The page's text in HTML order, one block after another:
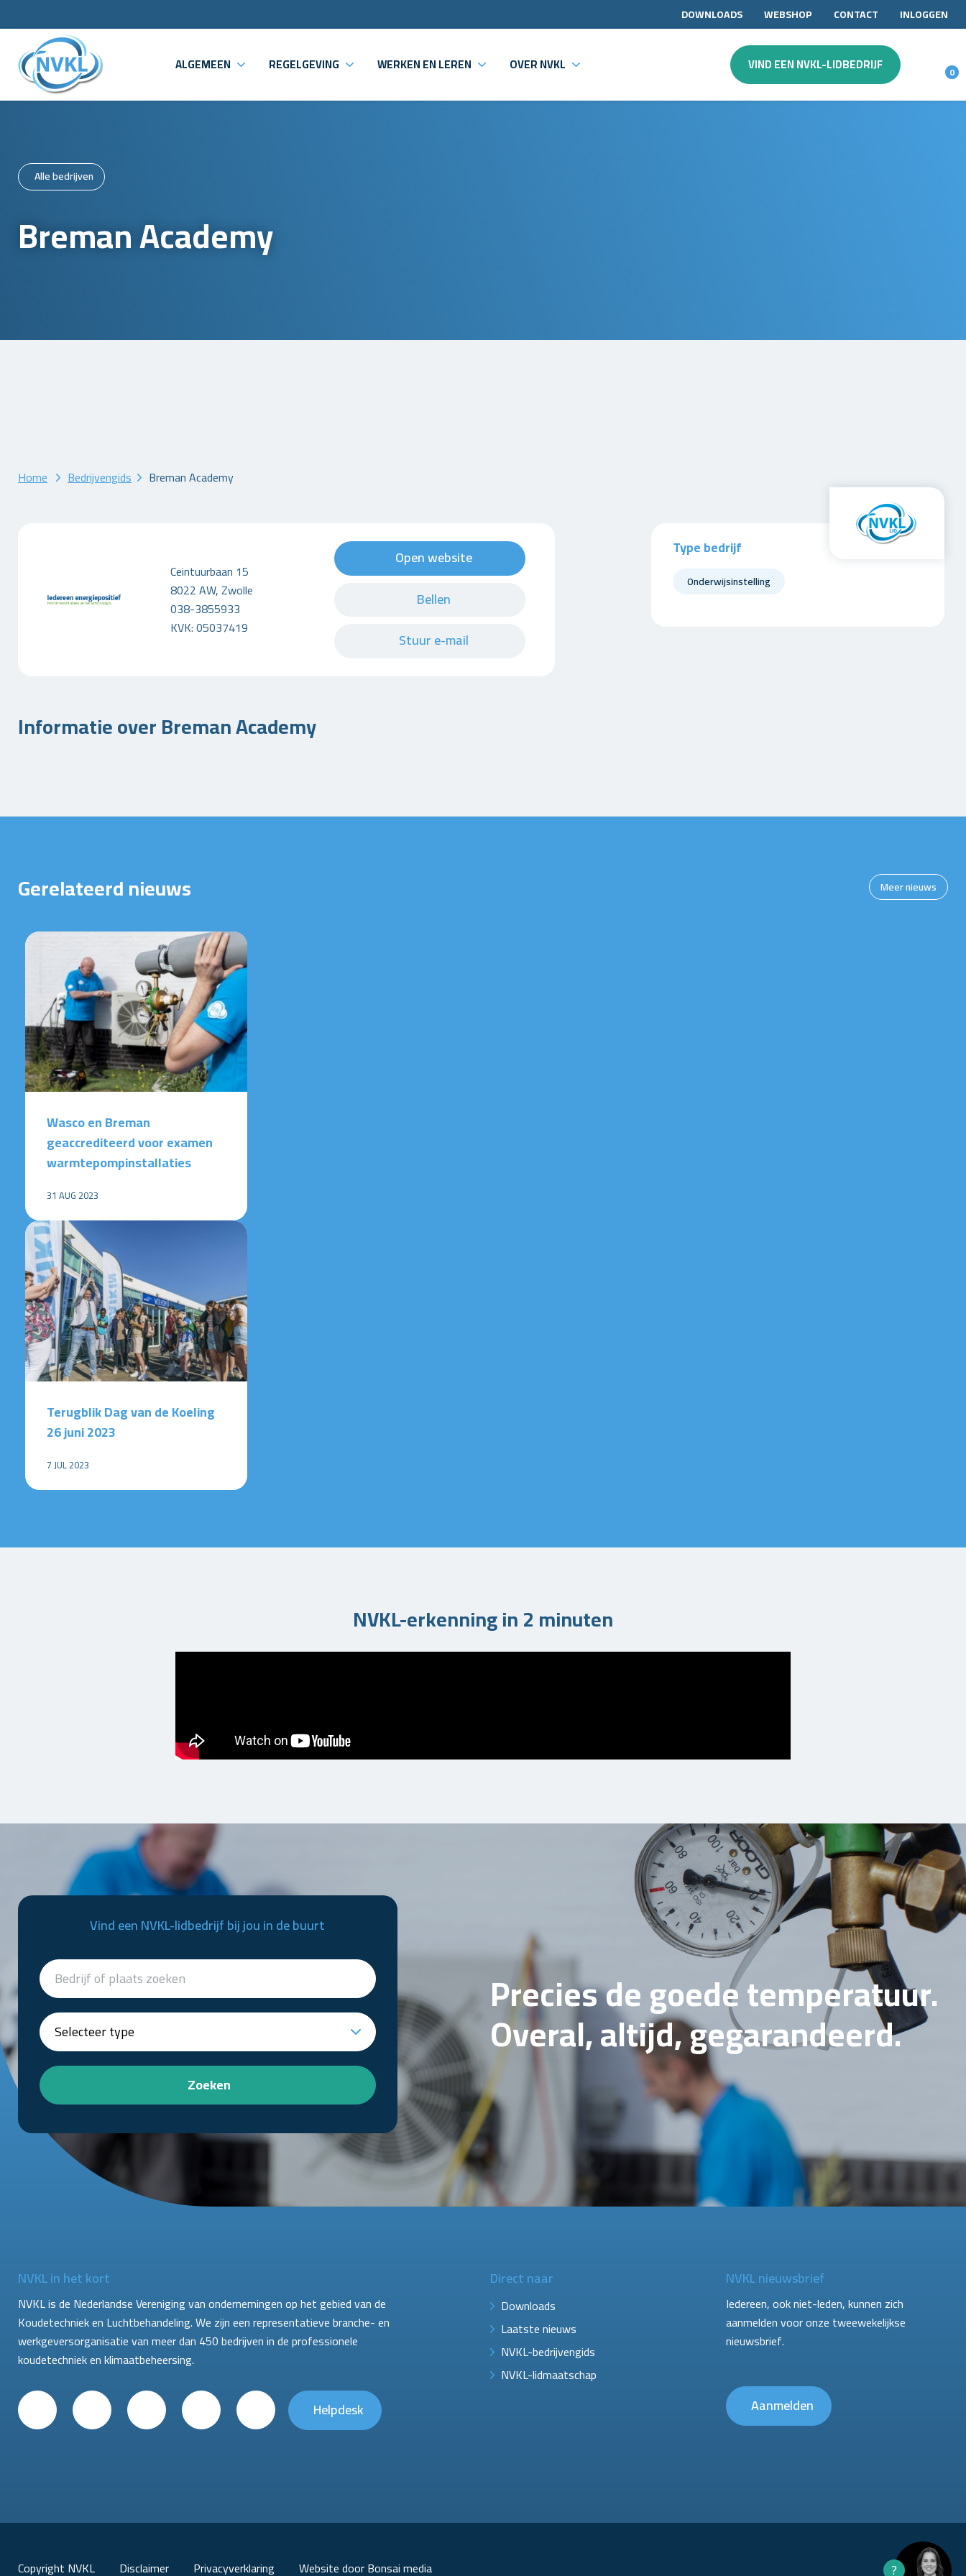
DOWNLOADS WEBSHOP CONTACT INLOGGEN
ALGEMEEN REGELGEVING WERKEN EN LEREN OVER NVKL VIND EEN NVKL-LIDBEDRIJF 0
Alle bedrijven
Breman Academy
Home Bedrijvengids Breman Academy
Ceintuurbaan 15
8022 AW, Zwolle
038-3855933
KVK: 05037419
Open website
Bellen
Stuur e-mail
Informatie over Breman Academy
Type bedrijf
Onderwijsinstelling
Gerelateerd nieuws Meer nieuws
Wasco en Breman
geaccrediteerd voor examen
warmtepompinstallaties
31 AUG 2023
Terugblik Dag van de Koeling
26 juni 2023
7 JUL 2023
NVKL-erkenning in 2 minuten
Vind een NVKL-lidbedrijf bij jou in de buurt
Zoeken
Precies de goede temperatuur.
Overal, altijd, gegarandeerd.
NVKL in het kort
NVKL is de Nederlandse Vereniging van ondernemingen op het gebied van de
Koudetechniek en Luchtbehandeling. We zijn een representatieve branche- en
werkgeversorganisatie van meer dan 450 bedrijven in de professionele
koudetechniek en klimaatbeheersing.
Helpdesk
Direct naar
Downloads
Laatste nieuws
NVKL-bedrijvengids
NVKL-lidmaatschap
NVKL nieuwsbrief
Iedereen, ook niet-leden, kunnen zich
aanmelden voor onze tweewekelijkse
nieuwsbrief.
Aanmelden
Copyright NVKL Disclaimer Privacyverklaring Website door Bonsai media ?